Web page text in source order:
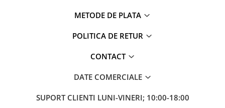
iPhone SE 2 (2020)
METODE DE PLATA
POLITICA DE RETUR
CONTACT
DATE COMERCIALE
SUPORT CLIENTI LUNI-VINERI; 10:00-18:00